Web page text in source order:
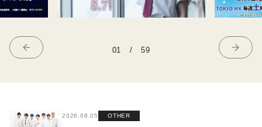
01 / 59
2026.08.05 OTHER